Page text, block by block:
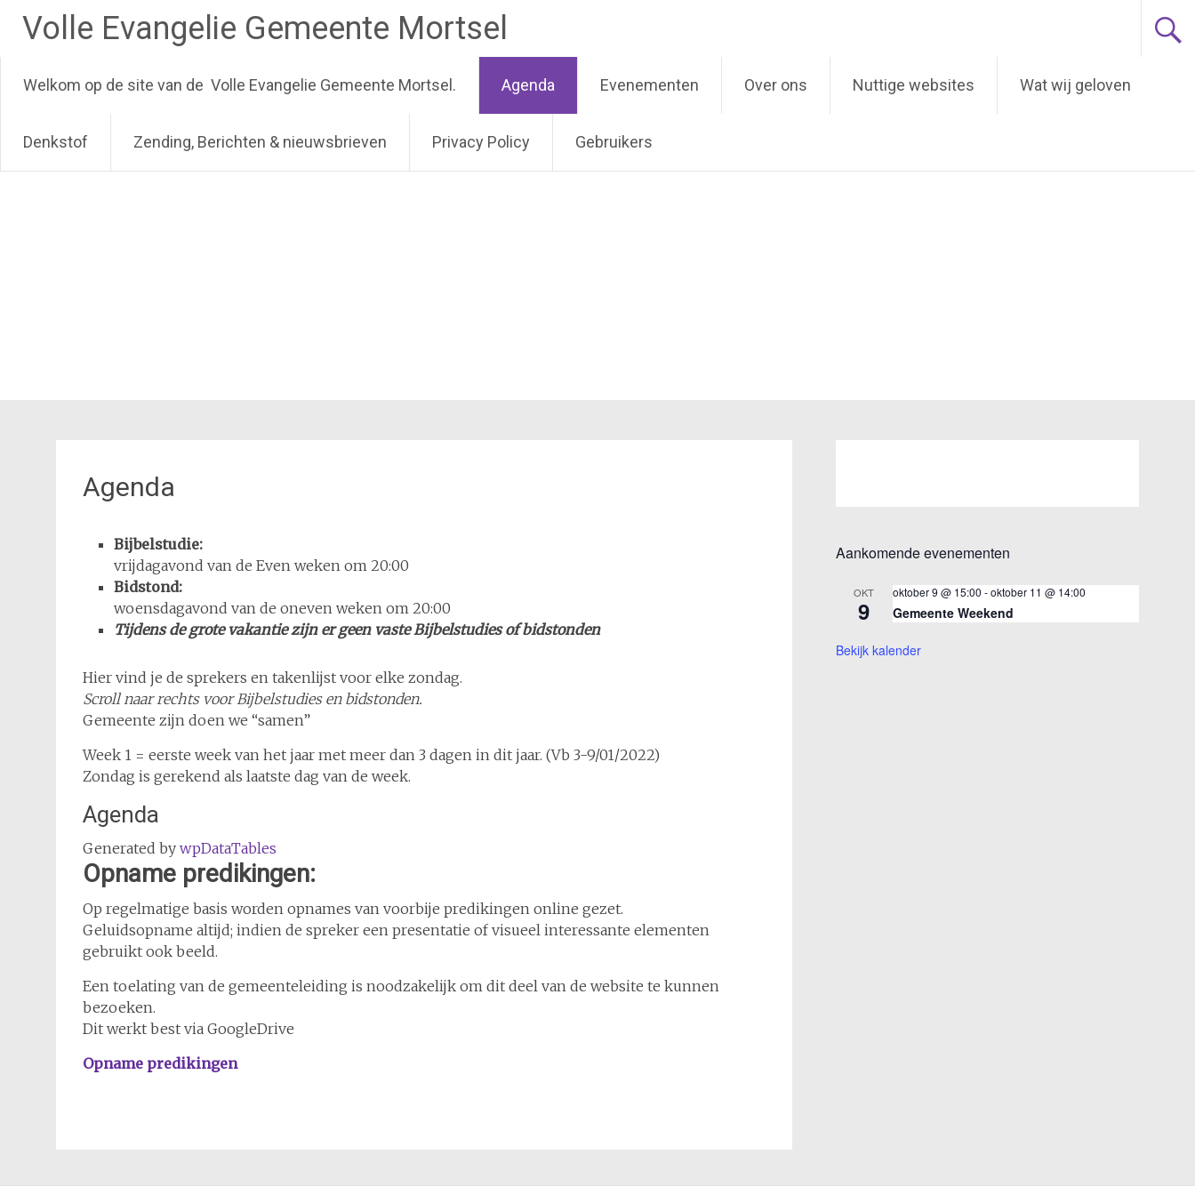
naar
de
inhoud
Volle Evangelie Gemeente Mortsel
Welkom op de site van de Volle Evangelie Gemeente Mortsel. Agenda Evenementen Over ons Nuttige websites Wat wij geloven
Denkstof Zending, Berichten & nieuwsbrieven Privacy Policy Gebruikers
Agenda
Bijbelstudie:
vrijdagavond van de Even weken om 20:00
Bidstond:
woensdagavond van de oneven weken om 20:00
Tijdens de grote vakantie zijn er geen vaste Bijbelstudies of bidstonden
Hier vind je de sprekers en takenlijst voor elke zondag.
Scroll naar rechts voor Bijbelstudies en bidstonden.
Gemeente zijn doen we “samen”
Week 1 = eerste week van het jaar met meer dan 3 dagen in dit jaar. (Vb 3-9/01/2022)
Zondag is gerekend als laatste dag van de week.
Agenda
Generated by wpDataTables
Opname predikingen:
Op regelmatige basis worden opnames van voorbije predikingen online gezet.
Geluidsopname altijd; indien de spreker een presentatie of visueel interessante elementen
gebruikt ook beeld.
Een toelating van de gemeenteleiding is noodzakelijk om dit deel van de website te kunnen
bezoeken.
Dit werkt best via GoogleDrive
Opname predikingen
Aankomende evenementen
OKT
9
oktober 9 @ 15:00 -oktober 11 @ 14:00
Gemeente Weekend
Bekijk kalender